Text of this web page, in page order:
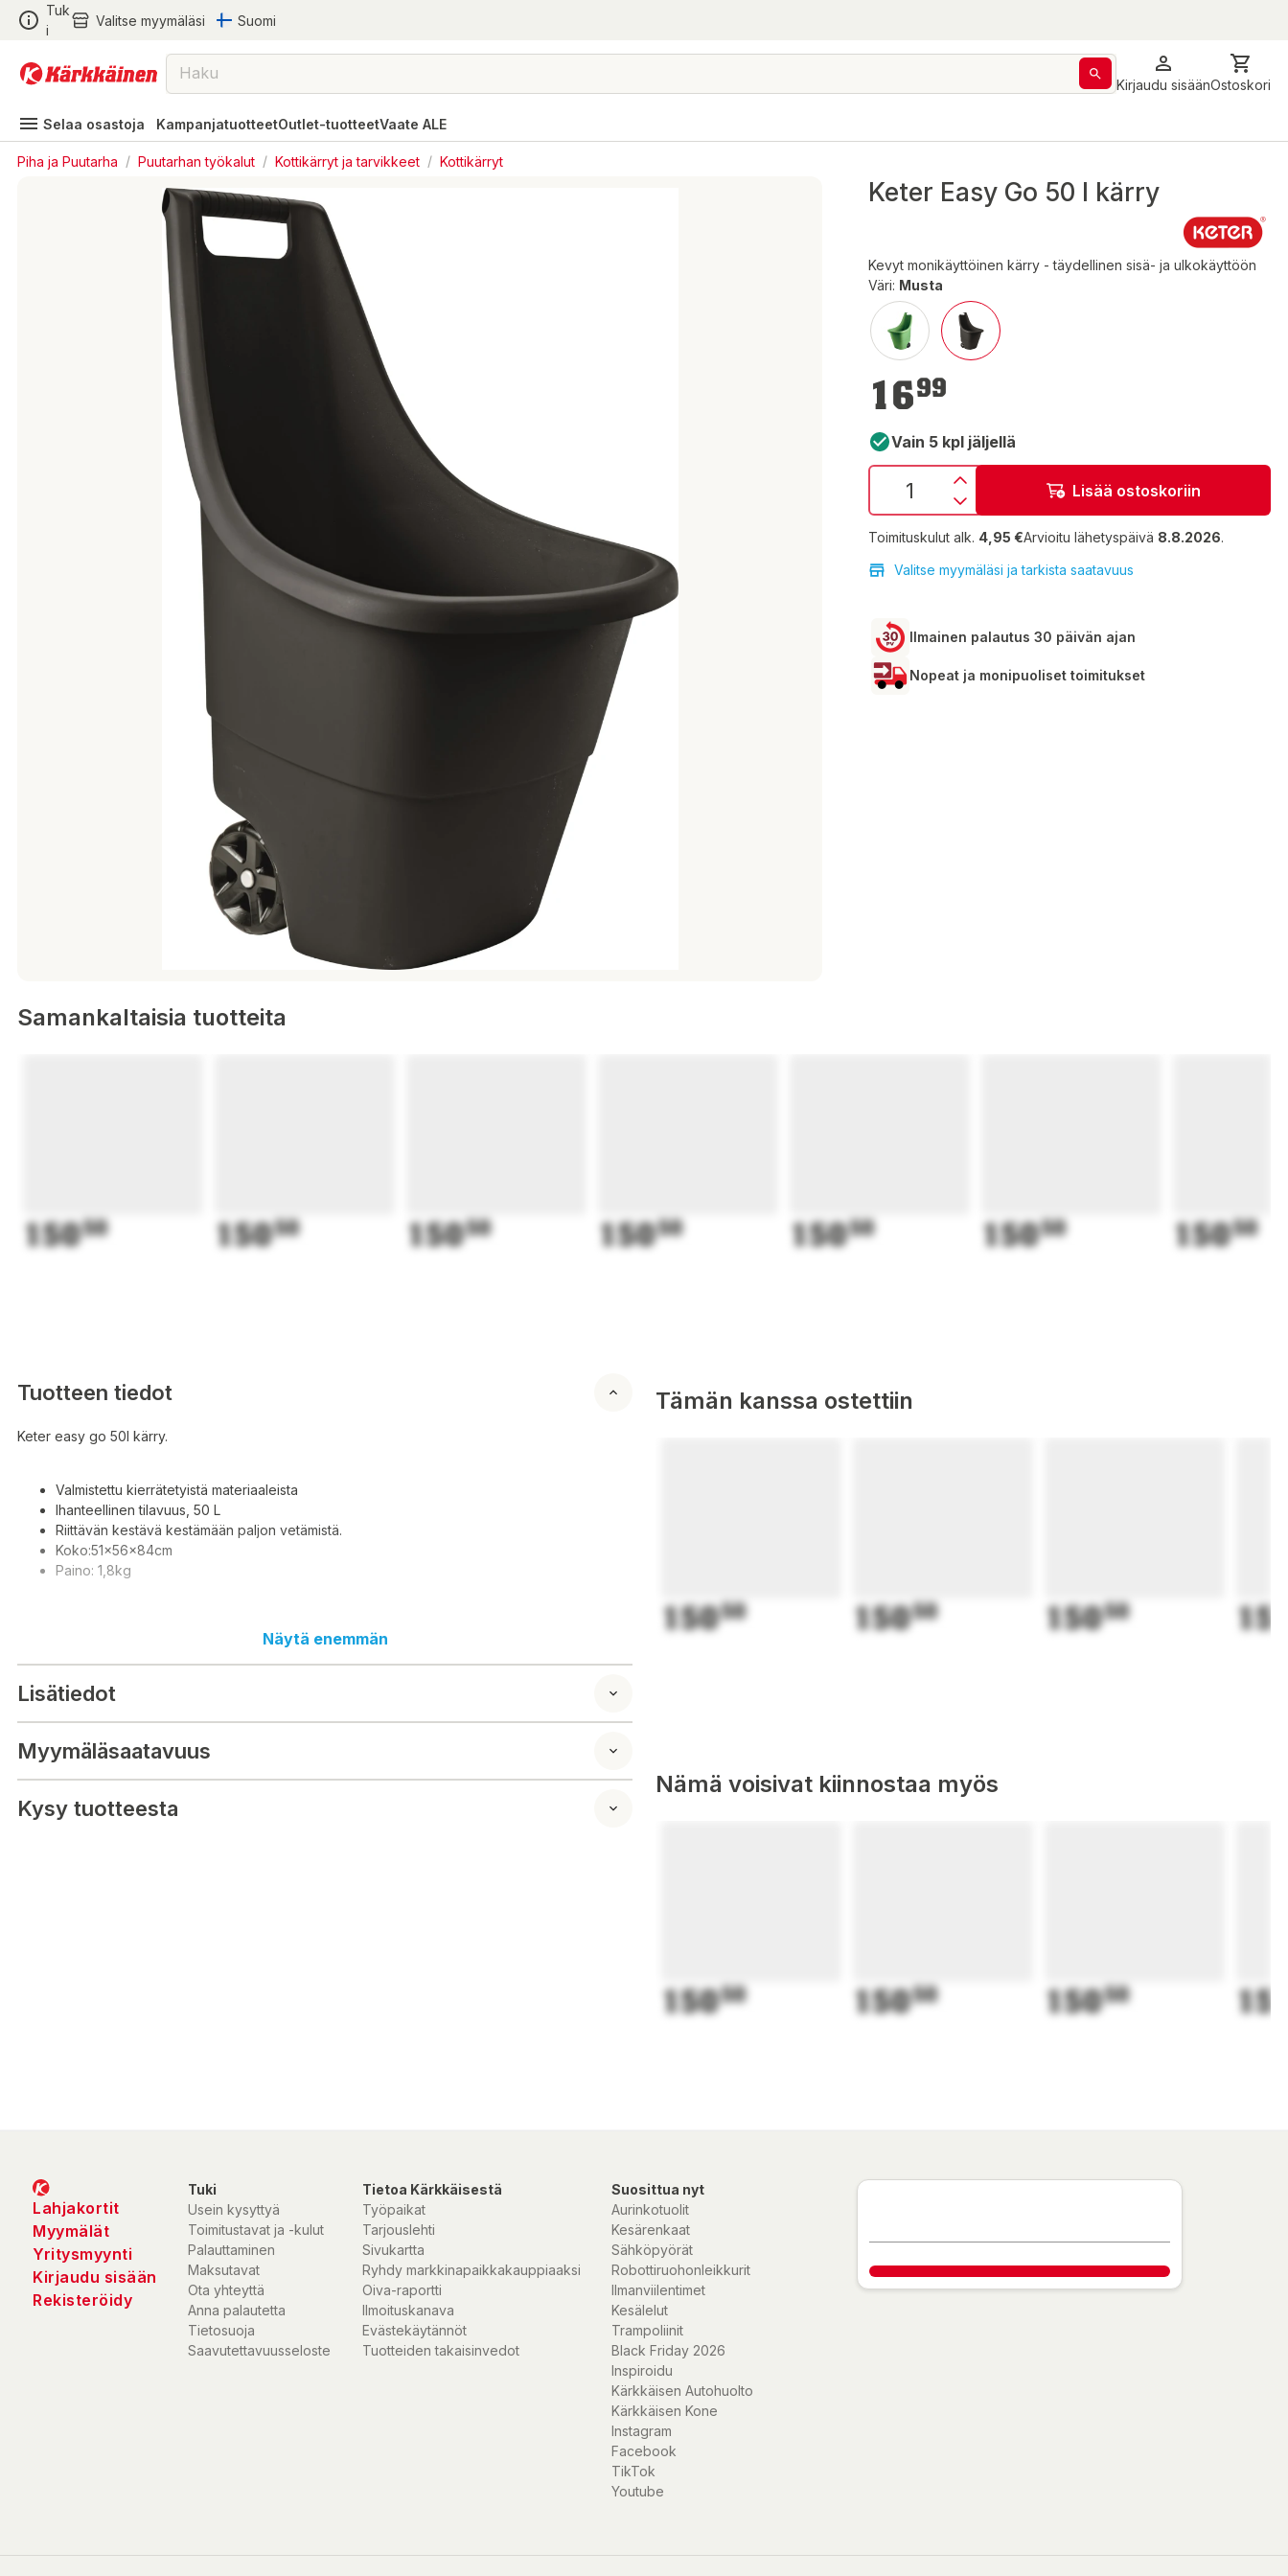
Tuk
i
Valitse myymäläsi Suomi
Kirjaudu sisäänOstoskori
Selaa osastoja KampanjatuotteetOutlet-tuotteetVaate ALE
Piha ja Puutarha / Puutarhan työkalut / Kottikärryt ja tarvikkeet / Kottikärryt
Keter Easy Go 50 l kärry
Kevyt monikäyttöinen kärry - täydellinen sisä- ja ulkokäyttöön
Väri: Musta
16,99 €
1699
Vain 5 kpl jäljellä
Lisää ostoskoriin
Toimituskulut alk. 4,95 €Arvioitu lähetyspäivä 8.8.2026.
Valitse myymäläsi ja tarkista saatavuus
Ilmainen palautus 30 päivän ajan
Nopeat ja monipuoliset toimitukset
Samankaltaisia tuotteita
15050 15050 15050 15050 15050 15050 15050
Tuotteen tiedot
Keter easy go 50l kärry.
Valmistettu kierrätetyistä materiaaleista
Ihanteellinen tilavuus, 50 L
Riittävän kestävä kestämään paljon vetämistä.
Koko:51x56x84cm
Paino: 1,8kg
Hållbar nog att tåla mycket drag.
Mått: 51x56x84cm
Näytä enemmän
Lisätiedot
Myymäläsaatavuus
Kysy tuotteesta
Tämän kanssa ostettiin
15050 15050 15050
Nämä voisivat kiinnostaa myös
15050 15050 15050
Lahjakortit
Myymälät
Yritysmyynti
Kirjaudu sisään
Rekisteröidy
Tuki
Usein kysyttyä
Toimitustavat ja -kulut
Palauttaminen
Maksutavat
Ota yhteyttä
Anna palautetta
Tietosuoja
Saavutettavuusseloste
Tietoa Kärkkäisestä
Työpaikat
Tarjouslehti
Sivukartta
Ryhdy markkinapaikkakauppiaaksi
Oiva-raportti
Ilmoituskanava
Evästekäytännöt
Tuotteiden takaisinvedot
Suosittua nyt
Aurinkotuolit
Kesärenkaat
Sähköpyörät
Robottiruohonleikkurit
Ilmanviilentimet
Kesälelut
Trampoliinit
Black Friday 2026
Inspiroidu
Kärkkäisen Autohuolto
Kärkkäisen Kone
Instagram
Facebook
TikTok
Youtube